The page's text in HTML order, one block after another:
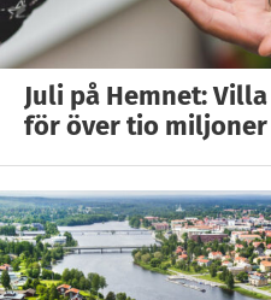
Juli på Hemnet:
för över tio